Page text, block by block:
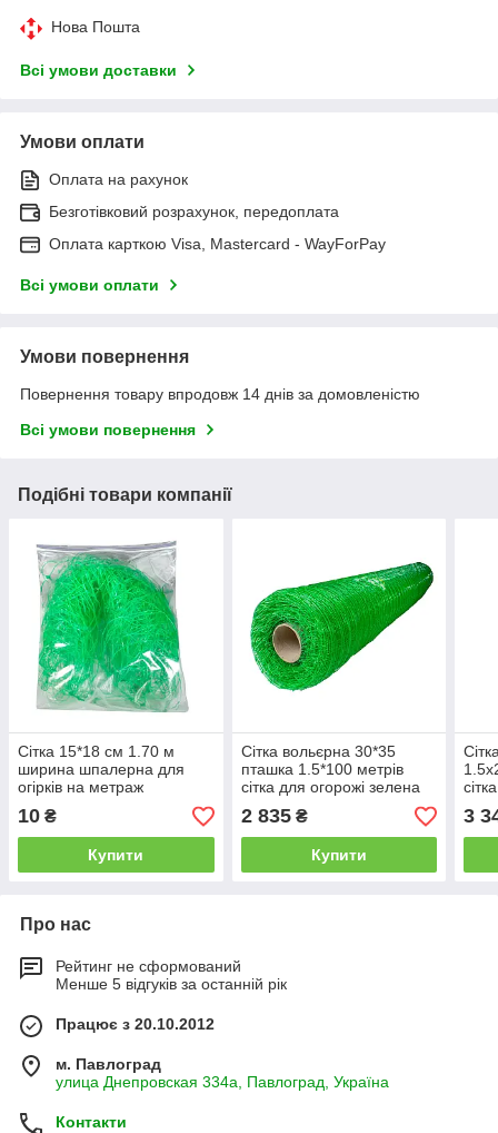
Нова Пошта
Всі умови доставки
Умови оплати
Оплата на рахунок
Безготівковий розрахунок, передоплата
Оплата карткою Visa, Mastercard - WayForPay
Всі умови оплати
Умови повернення
Повернення товару впродовж 14 днів за домовленістю
Всі умови повернення
Подібні товари компанії
Сітка 15*18 см 1.70 м
ширина шпалерна для
огірків на метраж
10 ₴
Купити
Сітка вольєрна 30*35
пташка 1.5*100 метрів
сітка для огорожі зелена
2 835₴
Купити
3
Про нас
Рейтинг не сформований
Менше 5 відгуків за останній рік
Працює з 20.10.2012
м. Павлоград
улица Днепровская 334а, Павлоград, Україна
Контакти